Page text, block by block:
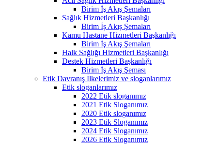
Birim İş Akış Şemaları
Sağlık Hizmetleri Başkanlığı
Birim İş Akış Şemaları
Kamu Hastane Hizmetleri Başkanlığı
Birim İş Akış Şemaları
Halk Sağlığı Hizmetleri Başkanlığı
Destek Hizmetleri Başkanlığı
Birim İş Akış Şeması
Etik Davranış İlkelerimiz ve sloganlarımız
Etik sloganlarımız
2022 Etik sloganımız
2021 Etik Sloganımız
2020 Etik sloganımız
2023 Etik Sloganımız
2024 Etik Sloganımız
2026 Etik Sloganımız